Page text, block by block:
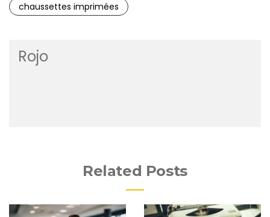
chaussettes imprimées
Rojo
Related Posts